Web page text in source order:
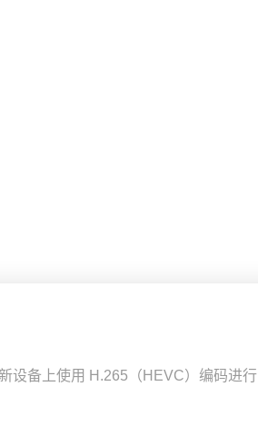
设备上使用 H.265（HEVC）编码进行